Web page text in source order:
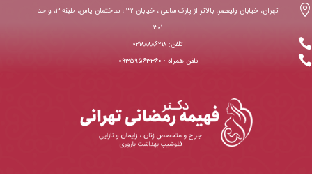

تهران، خیابان ولیعصر، بالاتر از پارک ساعی ، خیابان ۳۲ ، ساختمان یاس، طبقه ۳، واحد
۳۰۱
 تلفن: ۰۲۱۸۸۸۸۶۲۱۸
 نلفن همراه : ۰۹۳۵۹۵۶۳۳۶۰